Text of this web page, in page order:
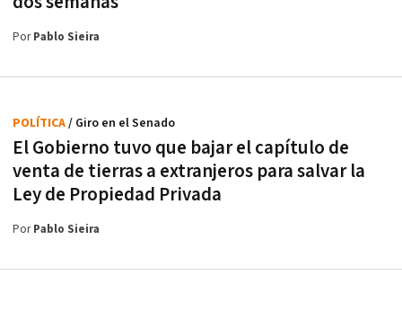
PorPablo Sieira
El Gobierno tuvo que bajar el capítulo de
venta de tierras a extranjeros para salvar la
Ley de Propiedad Privada
POLÍTICA/ Giro en el Senado
PorPablo Sieira